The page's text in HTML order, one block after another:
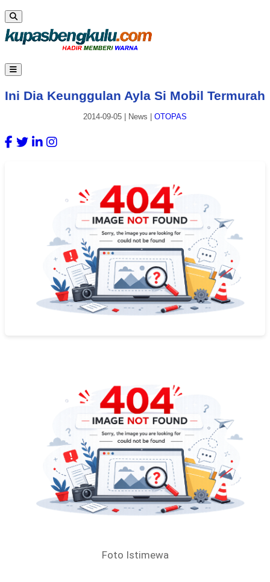
Ini Dia Keunggulan Ayla Si Mobil Termurah
2014-09-05 News OTOPAS
Foto Istimewa